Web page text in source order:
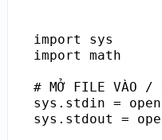
import sys
import math
# MỞ FILE VÀO
sys.stdin =
sys.stdout =